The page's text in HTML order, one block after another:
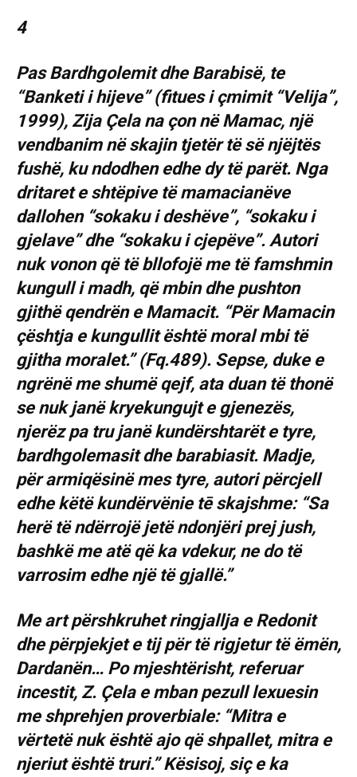
4
Pas Bardhgolemit dhe Barabisë, te
“Banketi i hijeve” (fitues i çmimit “Velija”,
1999), Zija Çela na çon në Mamac, një
vendbanim në skajin tjetër të së njëjtës
fushë, ku ndodhen edhe dy të parët. Nga
dritaret e shtëpive të mamacianëve
dallohen “sokaku i deshëve”, “sokaku i
gjelave” dhe “sokaku i cjepëve”. Autori
nuk vonon që të bllofojë me të famshmin
kungull i madh, që mbin dhe pushton
gjithë qendrën e Mamacit. “Për Mamacin
çështja e kungullit është moral mbi të
gjitha moralet.” (Fq.489). Sepse, duke e
ngrënë me shumë qejf, ata duan të thonë
se nuk janë kryekungujt e gjenezës,
njerëz pa tru janë kundërshtarët e tyre,
bardhgolemasit dhe barabiasit. Madje,
për armiqësinë mes tyre, autori përcjell
edhe këtë kundërvënie tē skajshme: “Sa
herë të ndërrojë jetë ndonjëri prej jush,
bashkë me atë që ka vdekur, ne do të
varrosim edhe një të gjallë.”
Me art përshkruhet ringjallja e Redonit
dhe përpjekjet e tij për të rigjetur të ëmën,
Dardanën… Po mjeshtërisht, referuar
incestit, Z. Çela e mban pezull lexuesin
me shprehjen proverbiale: “Mitra e
vërtetë nuk është ajo që shpallet, mitra e
njeriut është truri.” Kësisoj, siç e ka